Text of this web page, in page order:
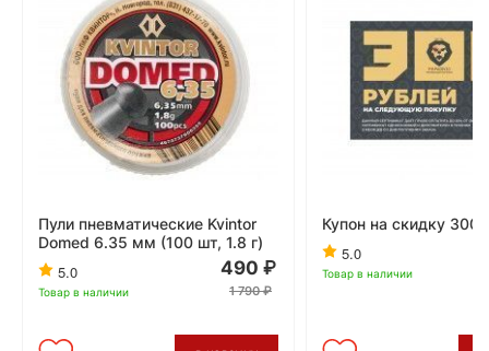
Пули пневматические Kvintor
Domed 6.35 мм (100 шт, 1.8 г)
5.0
Товар в наличии
490
1 790
Купон на скидку 300
5.0
Товар в наличии